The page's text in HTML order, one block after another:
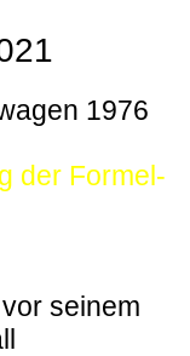
1976
der Formel-
seinem